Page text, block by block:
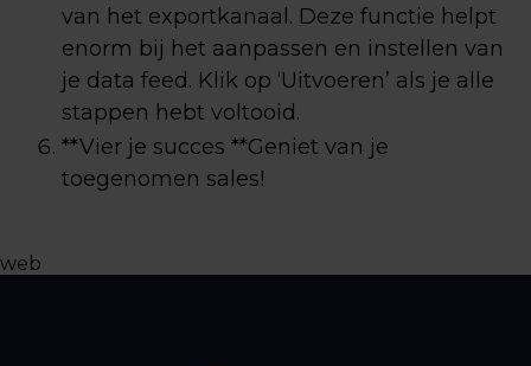
van het exportkanaal. Deze functie helpt
enorm bij het aanpassen en instellen van
je data feed. Klik op ‘Uitvoeren’ als je alle
stappen hebt voltooid.
**Vier je succes **Geniet van je
toegenomen sales!
web